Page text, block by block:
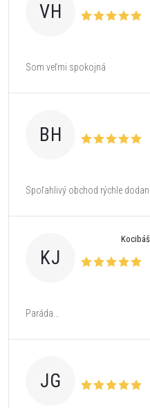
VH
Som veľmi spokojná
BH
Spoľahlivý obchod rýchle
KJ
Paráda...
JG